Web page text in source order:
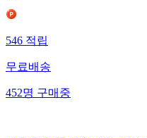
546적립
무료배송
452명구매중